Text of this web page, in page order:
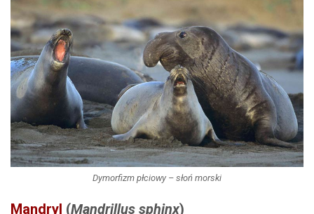
Dymorfizm płciowy – słoń morski
Mandryl (Mandrillus sphinx)